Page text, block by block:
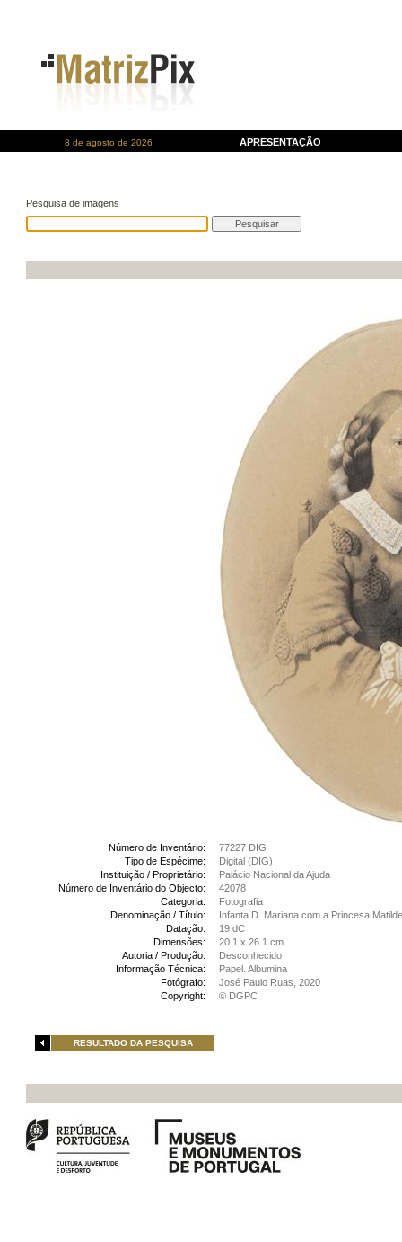
8 de agosto de 2026 APRESENTAÇÃO
Pesquisa de imagens
Número de Inventário:
77227 DIG
Tipo de Espécime:
Digital (DIG)
Instituição / Proprietário:
Palácio Nacional da Ajuda
Número de Inventário do Objecto:
42078
Categoria:
Fotografia
Denominação / Título:
Infanta D. Mariana com a Princesa
Datação:
19 dC
Dimensões:
20.1 x 26.1 cm
Autoria / Produção:
Desconhecido
Informação Técnica:
Papel. Albumina
Fotógrafo:
José Paulo Ruas, 2020
Copyright:
© DGPC
RESULTADO DA PESQUISA